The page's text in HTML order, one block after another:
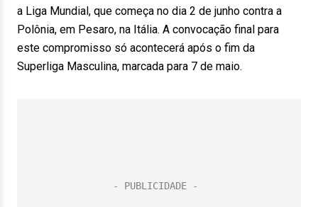
a Liga Mundial, que começa no dia 2 de junho contra a
Polônia, em Pesaro, na Itália. A convocação final para
este compromisso só acontecerá após o fim da
Superliga Masculina, marcada para 7 de maio.